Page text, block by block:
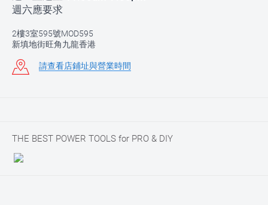
週六應要求
2樓3室595號MOD595
新填地街旺角九龍香港
請查看店鋪址與營業時間
THE BEST POWER TOOLS for PRO & DIY